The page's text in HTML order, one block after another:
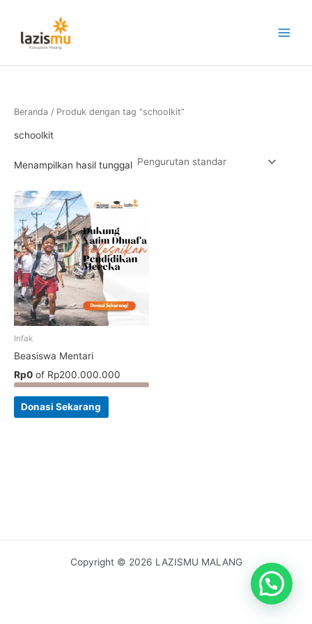
konten
Beranda / Produk dengan tag “schoolkit”
schoolkit
Menampilkan hasil tunggal
Infak
Beasiswa Mentari
Rp0 of Rp200.000.000
Donasi Sekarang
Copyright © 2026 LAZISMU MALANG